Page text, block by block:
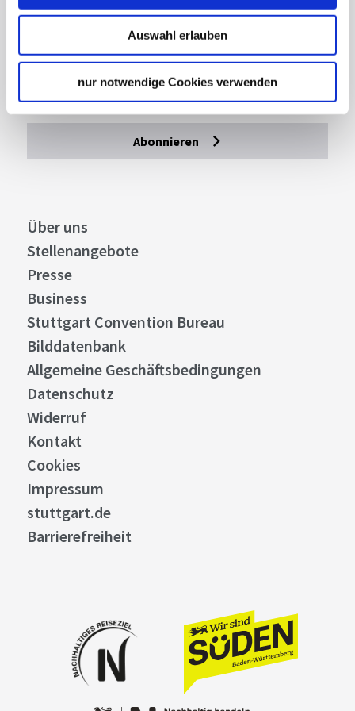
Auswahl erlauben
nur notwendige Cookies verwenden
Lassen Sie sich inspirieren!
Mit unserem Newsletter bleiben Sie zu Events,
Highlights und aktuellen Angeboten in
Stuttgart und Region immer up-to-date.
Abonnieren
Über uns
Stellenangebote
Presse
Business
Stuttgart Convention Bureau
Bilddatenbank
Allgemeine Geschäftsbedingungen
Datenschutz
Widerruf
Kontakt
Cookies
Impressum
stuttgart.de
Barrierefreiheit